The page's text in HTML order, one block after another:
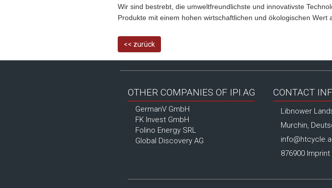
Wir sind bestrebt, die umweltfreundlichste und innovativste
Produkte mit einem hohen wirtschaftlichen und ökologischen Wert
<< zurück
OTHER COMPANIES OF IPI.AG
GermanV GmbH
FK Invest GmbH
Folino Energy SRL
Global Discovery AG
CONTACT
Libnower
Murchin,
876900 Imprint